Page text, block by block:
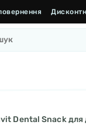
Dental Snack для